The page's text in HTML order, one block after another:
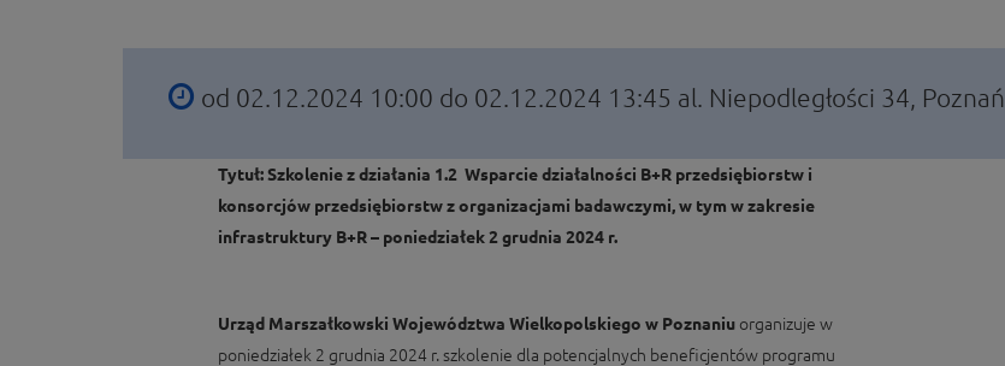
od 02.12.2024 10:00 do 02.12.2024 13:45 al. Niepodległości 34, Poznań
Tytuł: Szkolenie z działania 1.2 Wsparcie działalności B+R przedsiębiorstw i
konsorcjów przedsiębiorstw z organizacjami badawczymi, w tym w zakresie
infrastruktury B+R – poniedziałek 2 grudnia 2024 r.
Urząd Marszałkowski Województwa Wielkopolskiego w Poznaniu organizuje w
poniedziałek 2 grudnia 2024 r. szkolenie dla potencjalnych beneficjentów programu